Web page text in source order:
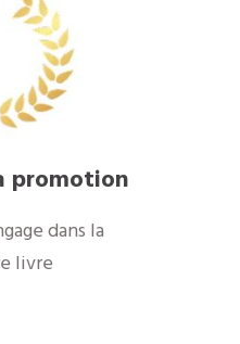
promotion
dans la
livre